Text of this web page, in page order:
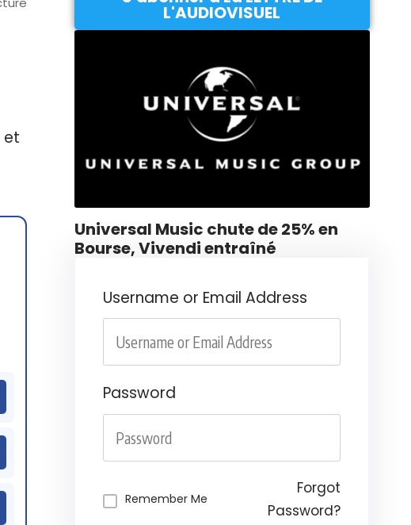
et
L'AUDIOVISUEL
Universal Music chute de 25% en
Bourse, Vivendi entraîné
Username or Email Address
Password
Remember Me
Forgot
Password?